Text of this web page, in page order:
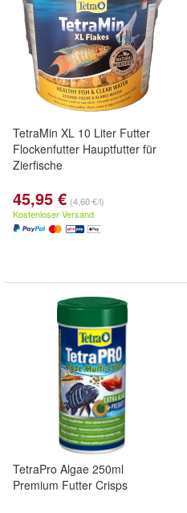
TetraMin XL 10 Liter Futter
Flockenfutter Hauptfutter für
Zierfische
45,95 € (4,60 €/l)
Kostenloser Versand
TetraPro Algae 250ml
Premium Futter Crisps